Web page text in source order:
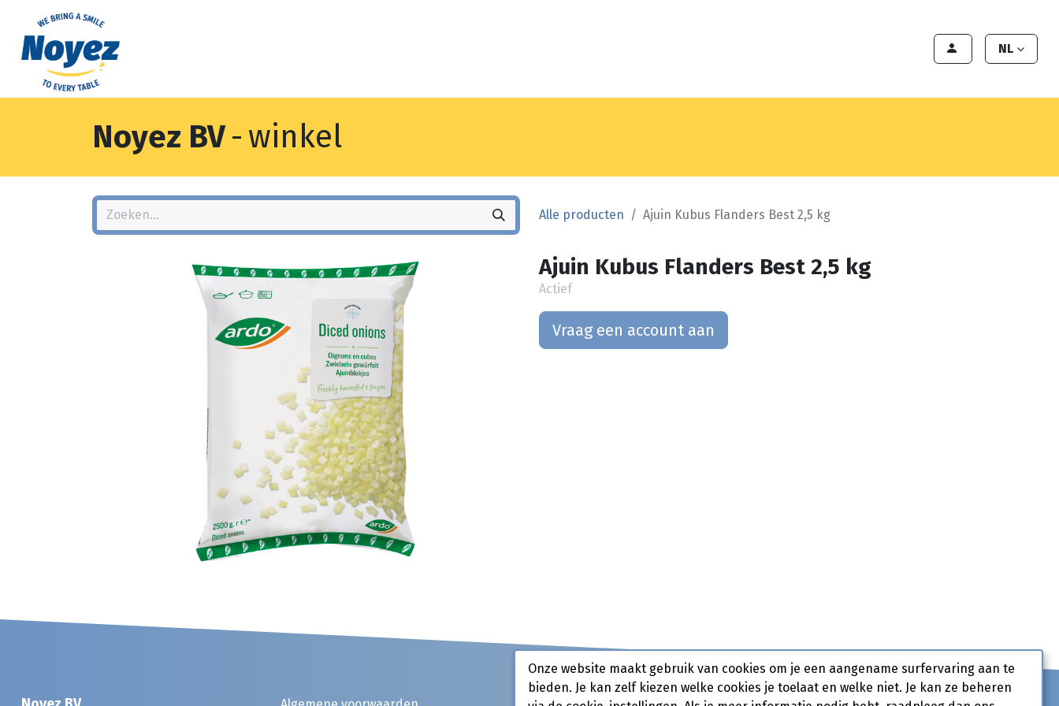
NL
Noyez BV- winkel
Alle producten Ajuin Kubus Flanders Best 2,5 kg
Ajuin Kubus Flanders Best 2,5 kg
Actief
Vraag een account aan
Onze website maakt gebruik van cookies om je een aangename surfervaring aan te
bieden. Je kan zelf kiezen welke cookies je toelaat en welke niet. Je kan ze beheren